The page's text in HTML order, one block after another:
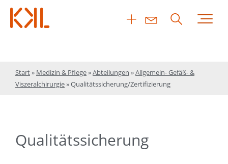
Start» Medizin & Pflege»Abteilungen »Allgemein- Gefäß- &
Viszeralchirurgie»Qualitätssicherung/Zertifizierung
Qualitätssicherung